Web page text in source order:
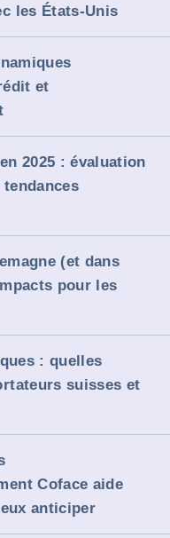
les États-Unis
et
2025 : évaluation
(et dans
pour les
: quelles
suisses et
Coface aide
anticiper